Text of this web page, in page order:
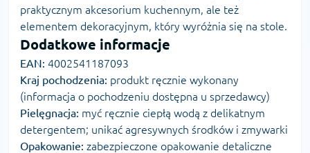
praktycznym akcesorium kuchennym, ale też
elementem dekoracyjnym, który wyróżnia się na stole.
Dodatkowe informacje
EAN: 4002541187093
Kraj pochodzenia: produkt ręcznie wykonany
(informacja o pochodzeniu dostępna u sprzedawcy)
Pielęgnacja: myć ręcznie ciepłą wodą z delikatnym
detergentem; unikać agresywnych środków i zmywarki
Opakowanie: zabezpieczone opakowanie detaliczne